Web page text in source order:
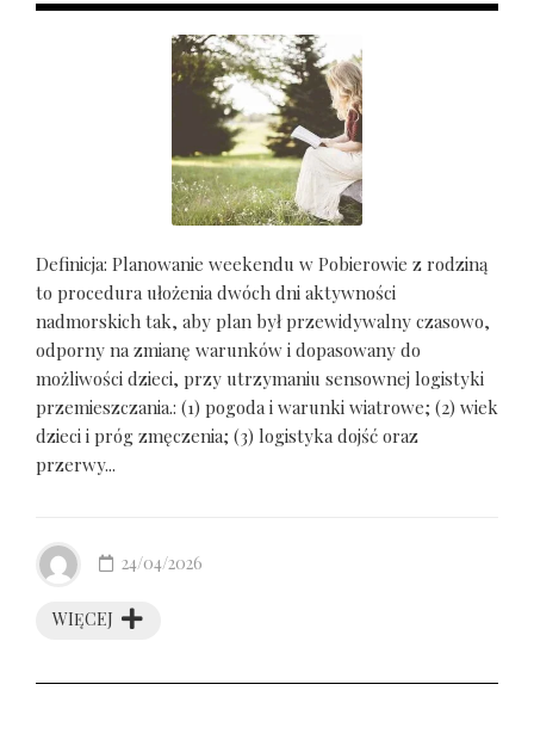
Definicja: Planowanie weekendu w Pobierowie z rodziną
to procedura ułożenia dwóch dni aktywności
nadmorskich tak, aby plan był przewidywalny czasowo,
odporny na zmianę warunków i dopasowany do
możliwości dzieci, przy utrzymaniu sensownej logistyki
przemieszczania.: (1) pogoda i warunki wiatrowe; (2) wiek
dzieci i próg zmęczenia; (3) logistyka dojść oraz
przerwy...
WIĘCEJ
24/04/2026